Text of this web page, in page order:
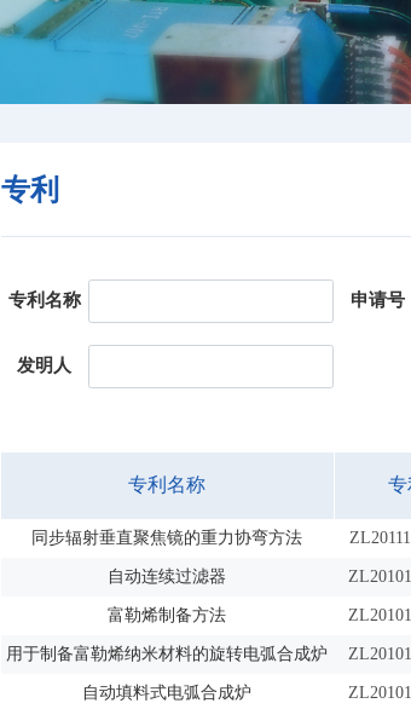
专利
专利名称 申请号
发明人
专利名称 专
同步辐射垂直聚焦镜的重力协弯方法
自动连续过滤器
富勒烯制备方法
用于制备富勒烯纳米材料的旋转电弧合成炉
自动填料式电弧合成炉